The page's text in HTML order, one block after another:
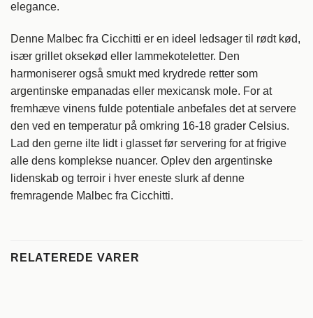
elegance.
Denne Malbec fra Cicchitti er en ideel ledsager til rødt kød,
især grillet oksekød eller lammekoteletter. Den
harmoniserer også smukt med krydrede retter som
argentinske empanadas eller mexicansk mole. For at
fremhæve vinens fulde potentiale anbefales det at servere
den ved en temperatur på omkring 16-18 grader Celsius.
Lad den gerne ilte lidt i glasset før servering for at frigive
alle dens komplekse nuancer. Oplev den argentinske
lidenskab og terroir i hver eneste slurk af denne
fremragende Malbec fra Cicchitti.
RELATEREDE VARER